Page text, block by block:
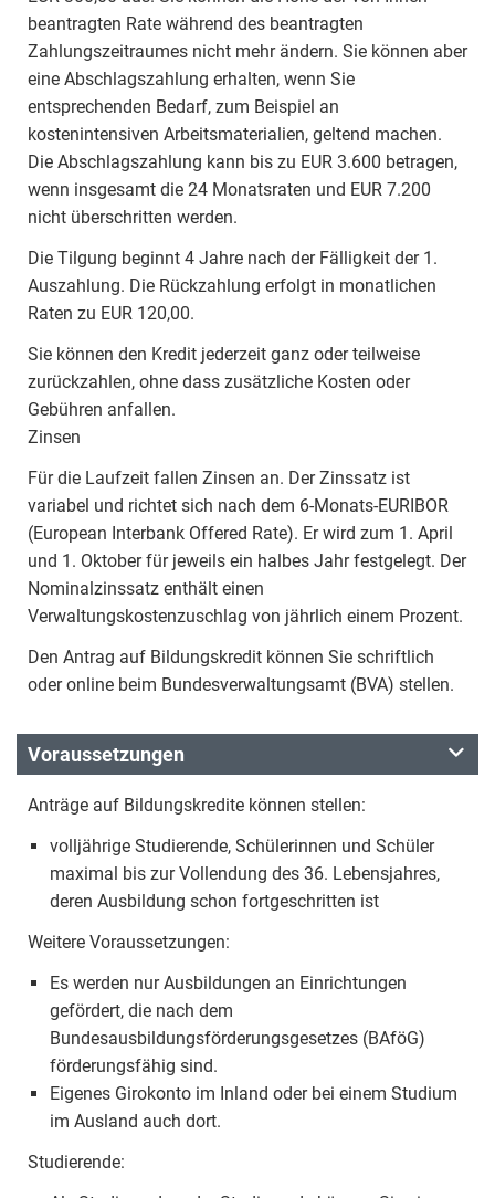
beantragten Rate während des beantragten
Zahlungszeitraumes nicht mehr ändern. Sie können aber
eine Abschlagszahlung erhalten, wenn Sie
entsprechenden Bedarf, zum Beispiel an
kostenintensiven Arbeitsmaterialien, geltend machen.
Die Abschlagszahlung kann bis zu EUR 3.600 betragen,
wenn insgesamt die 24 Monatsraten und EUR 7.200
nicht überschritten werden.
Die Tilgung beginnt 4 Jahre nach der Fälligkeit der 1.
Auszahlung. Die Rückzahlung erfolgt in monatlichen
Raten zu EUR 120,00.
Sie können den Kredit jederzeit ganz oder teilweise
zurückzahlen, ohne dass zusätzliche Kosten oder
Gebühren anfallen.
Zinsen
Für die Laufzeit fallen Zinsen an. Der Zinssatz ist
variabel und richtet sich nach dem 6-Monats-EURIBOR
(European Interbank Offered Rate). Er wird zum 1. April
und 1. Oktober für jeweils ein halbes Jahr festgelegt. Der
Nominalzinssatz enthält einen
Verwaltungskostenzuschlag von jährlich einem Prozent.
Den Antrag auf Bildungskredit können Sie schriftlich
oder online beim Bundesverwaltungsamt (BVA) stellen.
Voraussetzungen
Anträge auf Bildungskredite können stellen:
volljährige Studierende, Schülerinnen und Schüler
maximal bis zur Vollendung des 36. Lebensjahres,
deren Ausbildung schon fortgeschritten ist
Weitere Voraussetzungen:
Es werden nur Ausbildungen an Einrichtungen
gefördert, die nach dem
Bundesausbildungsförderungsgesetzes (BAföG)
förderungsfähig sind.
Eigenes Girokonto im Inland oder bei einem Studium
im Ausland auch dort.
Studierende: